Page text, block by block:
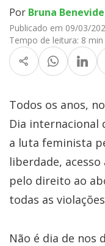
Por Bruna
Publicado em 09/03/
Tempo de leitura: 8 min
Todos os anos,
Dia internacional
a luta feminista
liberdade,
pelo direito ao
todas as
Não é dia de nos